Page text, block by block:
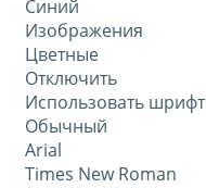
Синий
Изображения
Цветные
Отключить
Использовать шрифт
Обычный
Arial
Times New Roman